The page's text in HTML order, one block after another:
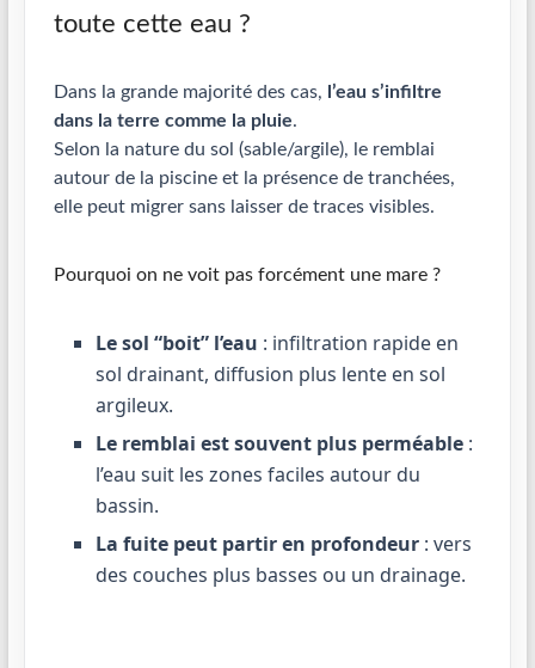
toute cette eau ?
Dans la grande majorité des cas,
l’eau s’infiltre
dans la terre comme la pluie.
Selon la nature du sol (sable/argile), le remblai
autour de la piscine et la présence de tranchées,
elle peut migrer sans laisser de traces visibles.
Pourquoi on ne voit pas forcément une mare ?
Le sol “boit” l’eau : infiltration rapide en
sol drainant, diffusion plus lente en sol
argileux.
Le remblai est souvent plus perméable:
l’eau suit les zones faciles autour du
bassin.
La fuite peut partir en profondeur: vers
des couches plus basses ou un drainage.